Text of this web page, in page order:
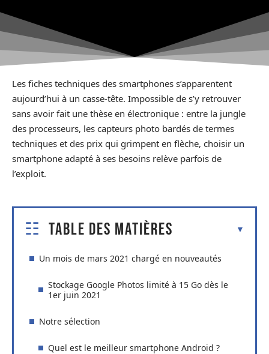
Les fiches techniques des smartphones s’apparentent
aujourd’hui à un casse-tête. Impossible de s’y retrouver
sans avoir fait une thèse en électronique : entre la jungle
des processeurs, les capteurs photo bardés de termes
techniques et des prix qui grimpent en flèche, choisir un
smartphone adapté à ses besoins relève parfois de
l’exploit.
Table des matières
Un mois de mars 2021 chargé en nouveautés
Stockage Google Photos limité à 15 Go dès le
1er juin 2021
Notre sélection
Quel est le meilleur smartphone Android ?